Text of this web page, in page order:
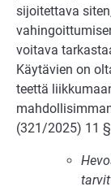
sijoitettava
voitava
Käytävien on
teettä
(321/2025) 11 §